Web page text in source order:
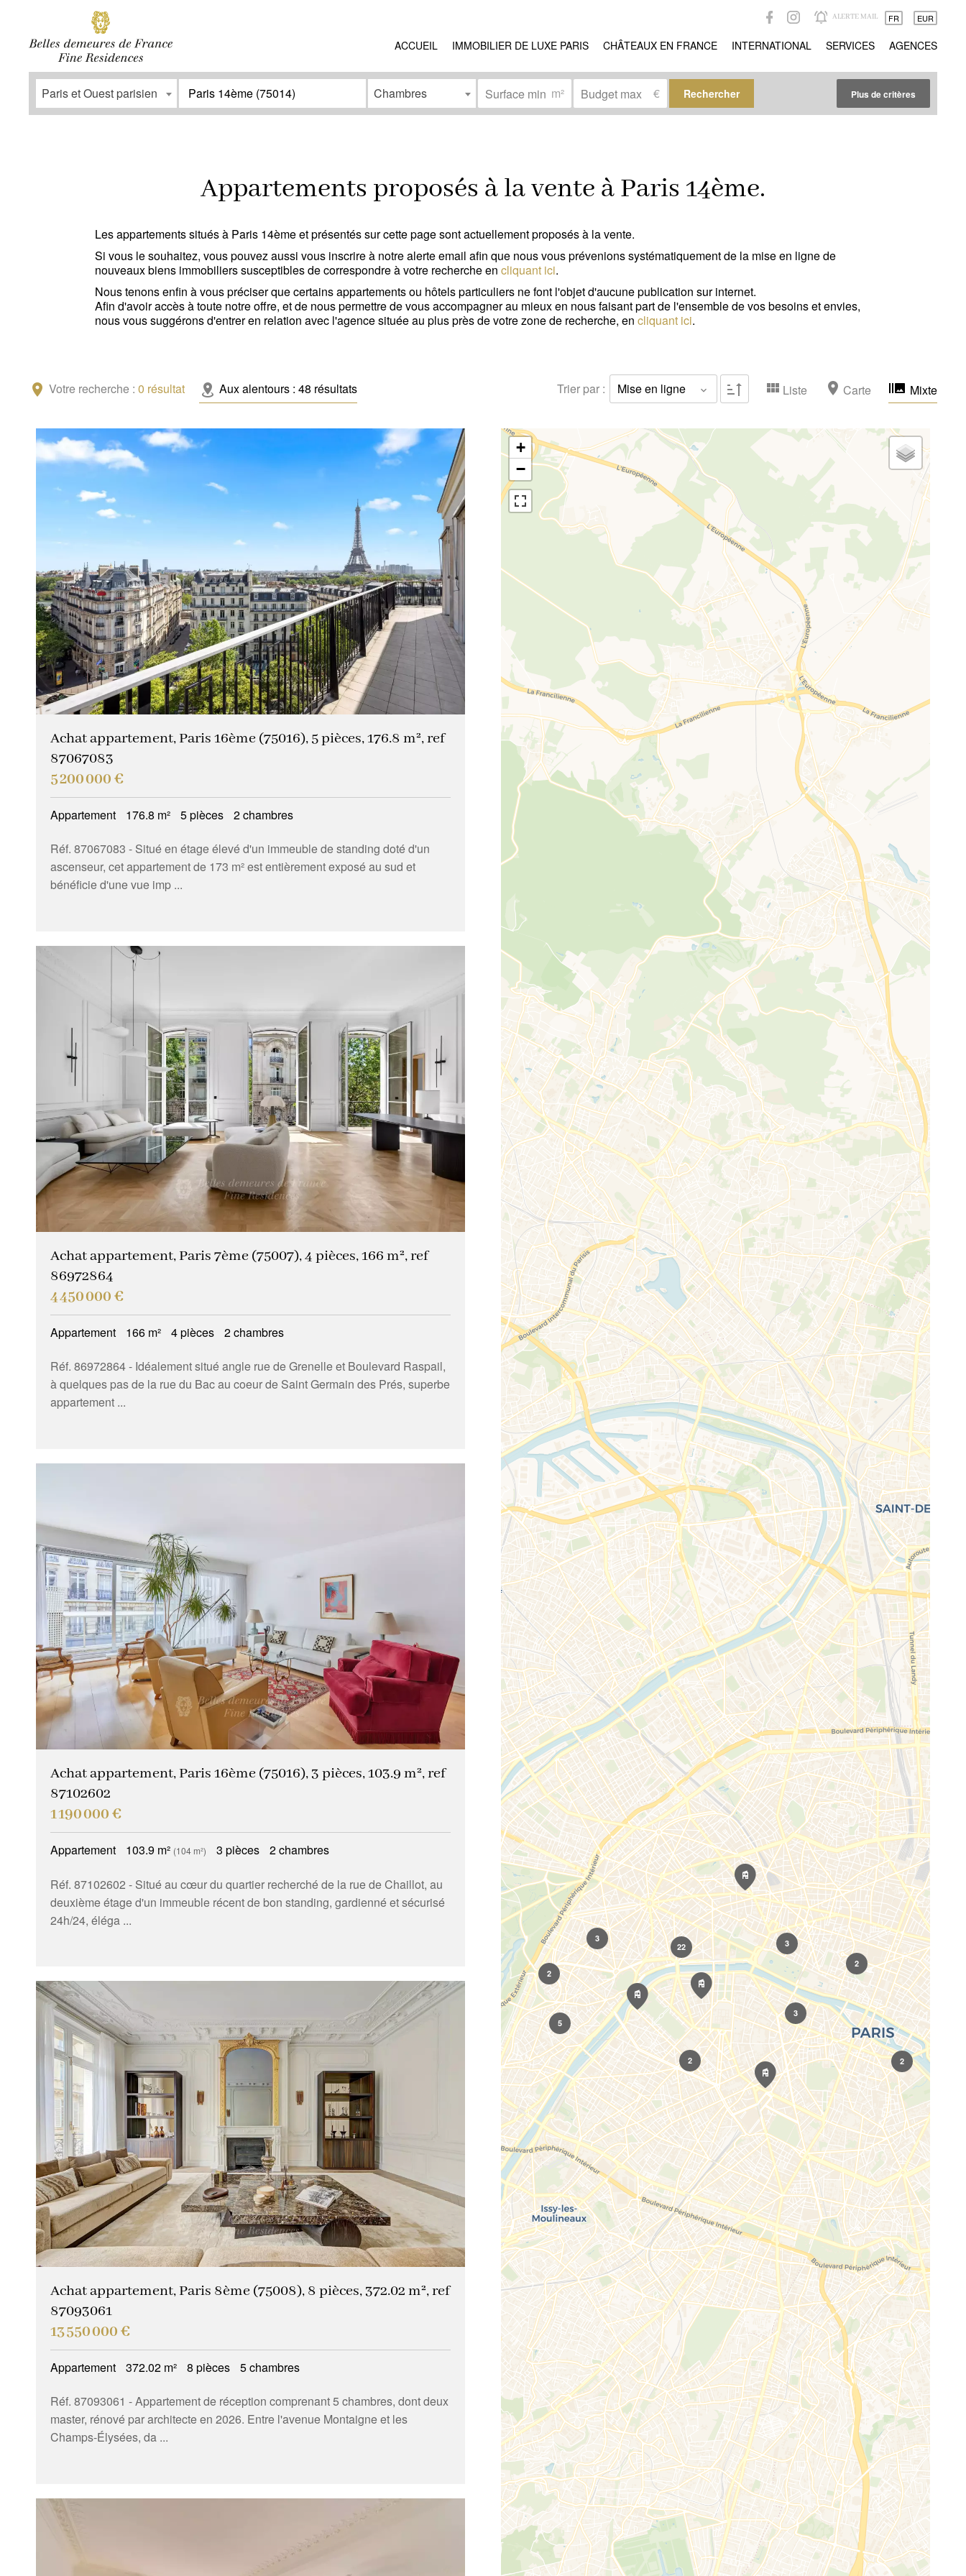
ACCUEIL IMMOBILIER DE LUXE PARIS CHÂTEAUX EN FRANCE INTERNATIONAL SERVICES AGENCES
Facebook
Instagram ALERTE MAIL
SOUSCRIRE FR EUR
Paris et Ouest parisien Paris 14ème (75014) Chambres m² € Rechercher Plus de critères
Garage / Parking (0)
(0)
Stationnement (0)
Accès personne mobilité réduite (0)
Bon état (0) Idéal professions libérales
Propriété de réception (0)
Appartements proposés à la vente à Paris 14ème.
Les appartements situés à Paris 14ème et présentés sur cette page sont actuellement proposés à la vente.
Si vous le souhaitez, vous pouvez aussi vous inscrire à notre alerte email afin que nous vous prévenions systématiquement de la mise en ligne de
nouveaux biens immobiliers susceptibles de correspondre à votre recherche en cliquant ici.
Nous tenons enfin à vous préciser que certains appartements ou hôtels particuliers ne font l'objet d'aucune publication sur internet.
Afin d'avoir accès à toute notre offre, et de nous permettre de vous accompagner au mieux en nous faisant part de l'ensemble de vos besoins et envies,
nous vous suggérons d'entrer en relation avec l'agence située au plus près de votre zone de recherche, en cliquant ici.
Votre recherche : 0 résultat Aux alentours : 48 résultats Liste Carte Mixte
Trier par : Mise en ligne
Achat appartement, Paris 16ème (75016), 5 pièces, 176.8 m², ref
87067083
5 200 000 €
Appartement 176.8 m² 5 pièces 2 chambres
Réf. 87067083 - Situé en étage élevé d'un immeuble de standing doté d'un
ascenseur, cet appartement de 173 m² est entièrement exposé au sud et
bénéficie d'une vue imp ...
Achat appartement, Paris 7ème (75007), 4 pièces, 166 m², ref
86972864
4 450 000 €
Appartement 166 m² 4 pièces 2 chambres
Réf. 86972864- Idéalement situé angle rue de Grenelle et Boulevard Raspail,
à quelques pas de la rue du Bac au coeur de Saint Germain des Prés, superbe
appartement ...
Achat appartement, Paris 16ème (75016), 3 pièces, 103.9 m², ref
87102602
1 190 000 €
Appartement 103.9 m² (104 m²) 3 pièces 2 chambres
Réf. 87102602 - Situé au cœur du quartier recherché de la rue de Chaillot, au
deuxième étage d'un immeuble récent de bon standing, gardienné et sécurisé
24h/24, éléga ...
Achat appartement, Paris 8ème (75008), 8 pièces, 372.02 m², ref
87093061
13 550 000 €
Appartement 372.02 m² 8 pièces 5 chambres
Réf. 87093061 - Appartement de réception comprenant 5 chambres, dont deux
master, rénové par architecte en 2026. Entre l'avenue Montaigne et les
Champs-Élysées, da ...
2
2
5
2
2
3
3
3
22
+
−